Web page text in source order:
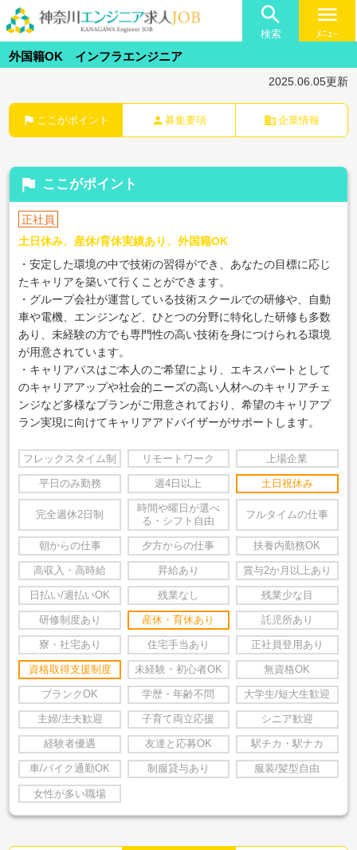

検索
menu
ﾒﾆｭｰ
外国籍OK インフラエンジニア
2025.06.05更新
flag ここがポイント person 募集要項 business 企業情報
flag ここがポイント
正社員
土日休み、産休/育休実績あり、外国籍OK
・安定した環境の中で技術の習得ができ、あなたの目標に応じ
たキャリアを築いて行くことができます。
・グループ会社が運営している技術スクールでの研修や、自動
車や電機、エンジンなど、ひとつの分野に特化した研修も多数
あり、未経験の方でも専門性の高い技術を身につけられる環境
が用意されています。
・キャリアパスはご本人のご希望により、エキスパートとして
のキャリアアップや社会的ニーズの高い人材へのキャリアチェ
ンジなど多様なプランがご用意されており、希望のキャリアプ
ラン実現に向けてキャリアアドバイザーがサポートします。
フレックスタイム制 リモートワーク 上場企業
平日のみ勤務 週4日以上 土日祝休み
完全週休2日制
時間や曜日が選べ
る・シフト自由
フルタイムの仕事
朝からの仕事 夕方からの仕事 扶養内勤務OK
高収入・高時給 昇給あり 賞与2か月以上あり
日払い/週払いOK 残業なし 残業少な目
研修制度あり 産休・育休あり 託児所あり
寮・社宅あり 住宅手当あり 正社員登用あり
資格取得支援制度 未経験・初心者OK 無資格OK
ブランクOK 学歴・年齢不問 大学生/短大生歓迎
主婦/主夫歓迎 子育て両立応援 シニア歓迎
経験者優遇 友達と応募OK 駅チカ・駅ナカ
車/バイク通勤OK 制服貸与あり 服装/髪型自由
女性が多い職場